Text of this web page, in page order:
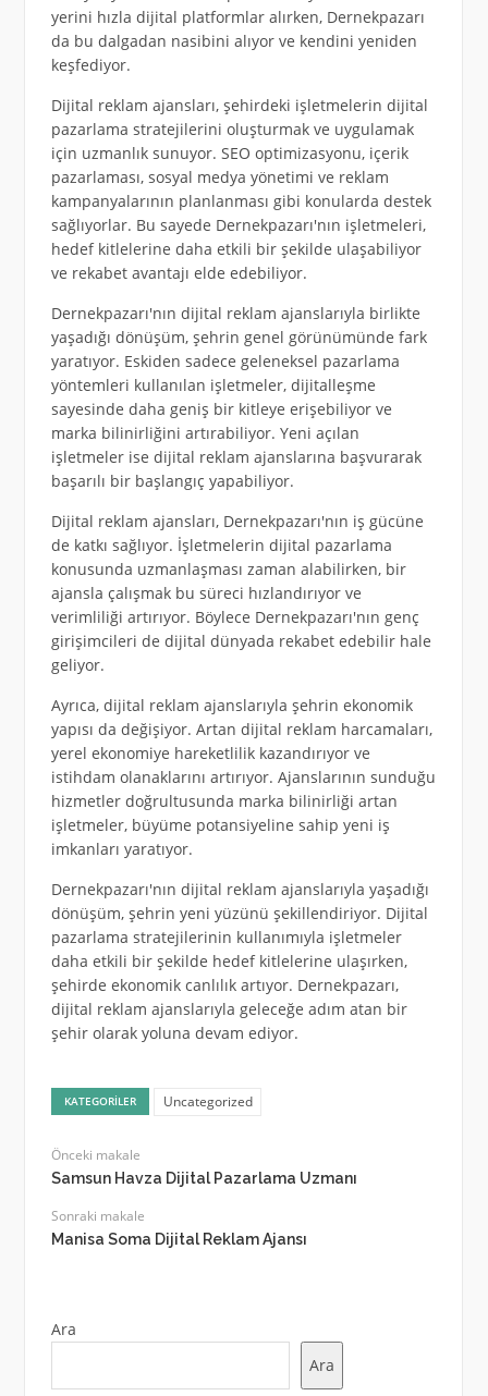
yerini hızla dijital platformlar alırken, Dernekpazarı
da bu dalgadan nasibini alıyor ve kendini yeniden
keşfediyor.
Dijital reklam ajansları, şehirdeki işletmelerin dijital
pazarlama stratejilerini oluşturmak ve uygulamak
için uzmanlık sunuyor. SEO optimizasyonu, içerik
pazarlaması, sosyal medya yönetimi ve reklam
kampanyalarının planlanması gibi konularda destek
sağlıyorlar. Bu sayede Dernekpazarı'nın işletmeleri,
hedef kitlelerine daha etkili bir şekilde ulaşabiliyor
ve rekabet avantajı elde edebiliyor.
Dernekpazarı'nın dijital reklam ajanslarıyla birlikte
yaşadığı dönüşüm, şehrin genel görünümünde fark
yaratıyor. Eskiden sadece geleneksel pazarlama
yöntemleri kullanılan işletmeler, dijitalleşme
sayesinde daha geniş bir kitleye erişebiliyor ve
marka bilinirliğini artırabiliyor. Yeni açılan
işletmeler ise dijital reklam ajanslarına başvurarak
başarılı bir başlangıç yapabiliyor.
Dijital reklam ajansları, Dernekpazarı'nın iş gücüne
de katkı sağlıyor. İşletmelerin dijital pazarlama
konusunda uzmanlaşması zaman alabilirken, bir
ajansla çalışmak bu süreci hızlandırıyor ve
verimliliği artırıyor. Böylece Dernekpazarı'nın genç
girişimcileri de dijital dünyada rekabet edebilir hale
geliyor.
Ayrıca, dijital reklam ajanslarıyla şehrin ekonomik
yapısı da değişiyor. Artan dijital reklam harcamaları,
yerel ekonomiye hareketlilik kazandırıyor ve
istihdam olanaklarını artırıyor. Ajanslarının sunduğu
hizmetler doğrultusunda marka bilinirliği artan
işletmeler, büyüme potansiyeline sahip yeni iş
imkanları yaratıyor.
Dernekpazarı'nın dijital reklam ajanslarıyla yaşadığı
dönüşüm, şehrin yeni yüzünü şekillendiriyor. Dijital
pazarlama stratejilerinin kullanımıyla işletmeler
daha etkili bir şekilde hedef kitlelerine ulaşırken,
şehirde ekonomik canlılık artıyor. Dernekpazarı,
dijital reklam ajanslarıyla geleceğe adım atan bir
şehir olarak yoluna devam ediyor.
KATEGORILER Uncategorized
Önceki makale
Samsun Havza Dijital Pazarlama Uzmanı
Sonraki makale
Manisa Soma Dijital Reklam Ajansı
Ara
Ara